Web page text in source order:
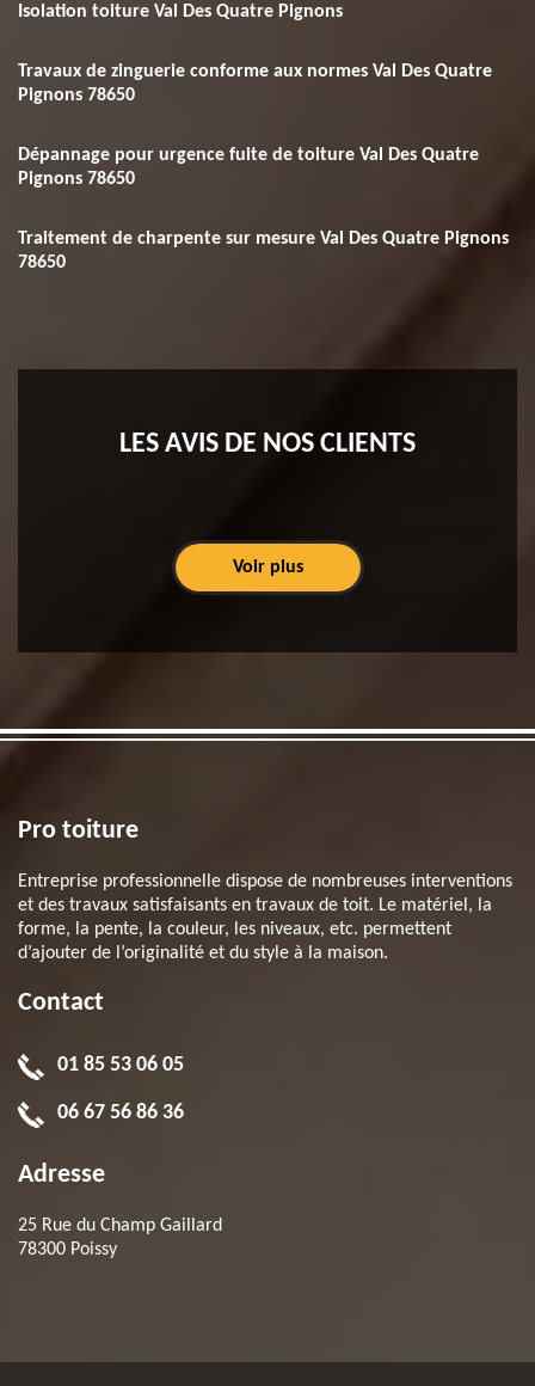
Isolation toiture Val Des Quatre Pignons
Travaux de zinguerie conforme aux normes Val Des Quatre
Pignons 78650
Dépannage pour urgence fuite de toiture Val Des Quatre
Pignons 78650
Traitement de charpente sur mesure Val Des Quatre Pignons
78650
LES AVIS DE NOS CLIENTS
Voir plus
Pro toiture
Entreprise professionnelle dispose de nombreuses interventions
et des travaux satisfaisants en travaux de toit. Le matériel, la
forme, la pente, la couleur, les niveaux, etc. permettent
d’ajouter de l’originalité et du style à la maison.
Contact
01 85 53 06 05
06 67 56 86 36
Adresse
25 Rue du Champ Gaillard
78300 Poissy